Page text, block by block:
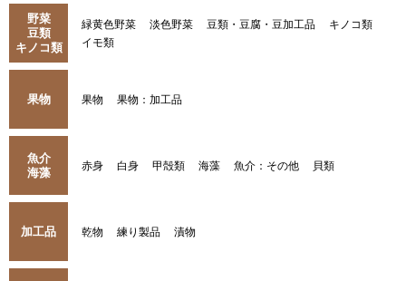
野菜
豆類
キノコ類
緑黄色野菜 淡色野菜 豆類・豆腐・豆加工品
キノコ類
イモ類
果物 果物 果物：加工品
魚介
海藻
赤身 白身 甲殻類 海藻 魚介：その他 貝類
加工品 乾物 練り製品 漬物